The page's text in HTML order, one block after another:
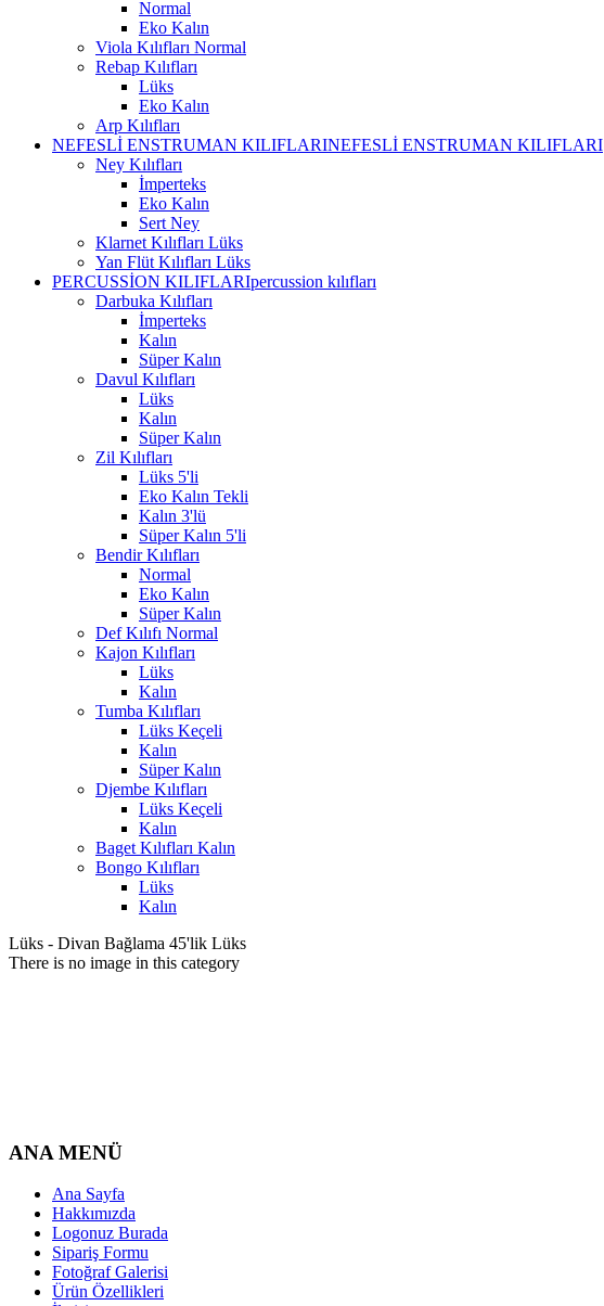
Normal
Eko Kalın
Viola Kılıfları Normal
Rebap Kılıfları
Lüks
Eko Kalın
Arp Kılıfları
NEFESLİ ENSTRUMAN KILIFLARINEFESLİ ENSTRUMAN KILIFLARI
Ney Kılıfları
İmperteks
Eko Kalın
Sert Ney
Klarnet Kılıfları Lüks
Yan Flüt Kılıfları Lüks
PERCUSSİON KILIFLARIpercussion kılıfları
Darbuka Kılıfları
İmperteks
Kalın
Süper Kalın
Davul Kılıfları
Lüks
Kalın
Süper Kalın
Zil Kılıfları
Lüks 5'li
Eko Kalın Tekli
Kalın 3'lü
Süper Kalın 5'li
Bendir Kılıfları
Normal
Eko Kalın
Süper Kalın
Def Kılıfı Normal
Kajon Kılıfları
Lüks
Kalın
Tumba Kılıfları
Lüks Keçeli
Kalın
Süper Kalın
Djembe Kılıfları
Lüks Keçeli
Kalın
Baget Kılıfları Kalın
Bongo Kılıfları
Lüks
Kalın
Lüks - Divan Bağlama 45'lik Lüks
There is no image in this category
ANA MENÜ
Ana Sayfa
Hakkımızda
Logonuz Burada
Sipariş Formu
Fotoğraf Galerisi
Ürün Özellikleri